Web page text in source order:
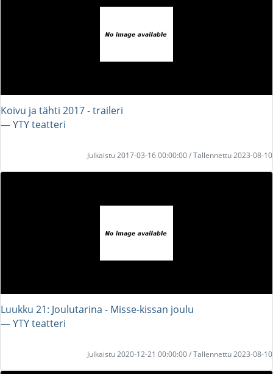
Koivu ja tähti 2017 - traileri
― YTY teatteri
Julkaistu 2017-03-16 00:00:00 / Tallennettu 2023-08-10
Luukku 21: Joulutarina - Misse-kissan joulu
― YTY teatteri
Julkaistu 2020-12-21 00:00:00 / Tallennettu 2023-08-10